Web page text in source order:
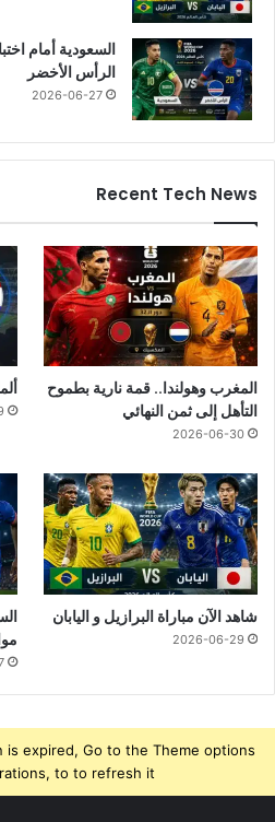
السعودية أمام
الرأس الأخضر
2026-06-27
Recent Tech News
المغرب وهولندا.. قمة نارية بطموح
التأهل إلى ثمن النهائي
2026-06-30
شاهد الآن مباراة البرازيل و اليابان
2026-06-29
is expired, Go to the Theme options
to to refresh it.